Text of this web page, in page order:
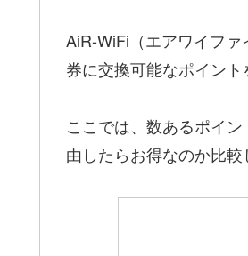
AiR-WiFi（エアワイフ
券に交換可能なポイント
ここでは、数あるポイ
由したらお得なのか比較